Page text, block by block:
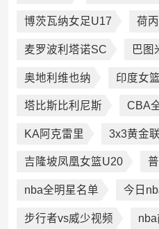
博茨瓦纳女足U17 荷丙
麦罗波利塔诺SC 巴图
奥地利维也纳 印度女
塔比斯比利尼斯 CBA
KA阿克雷里 3x3黄金
吉隆坡凤凰女篮U20
nba全明星名单 今日
步行者vs威少视频